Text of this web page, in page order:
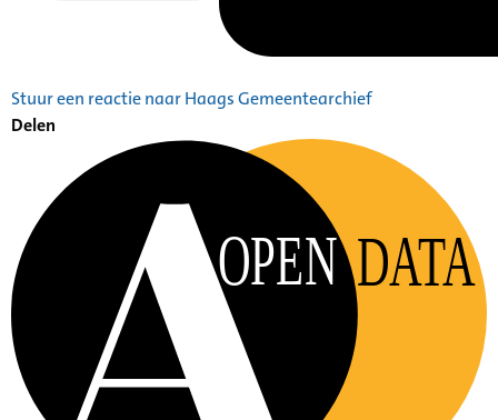
Stuur een reactie naar Haags Gemeentearchief
Delen
OPEN DATA